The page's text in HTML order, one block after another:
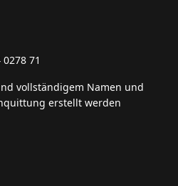
71
vollständigem Namen und
erstellt werden